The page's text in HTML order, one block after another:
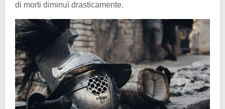
di morti diminuì drasticamente.